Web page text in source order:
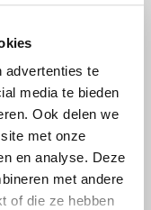
advertenties te
media te bieden
Ook delen we
met onze
en analyse. Deze
met andere
of die ze hebben
Vul dan
naar uw